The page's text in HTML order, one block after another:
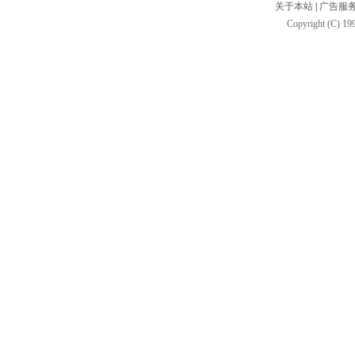
关于本站
广告服
Copyright (C)